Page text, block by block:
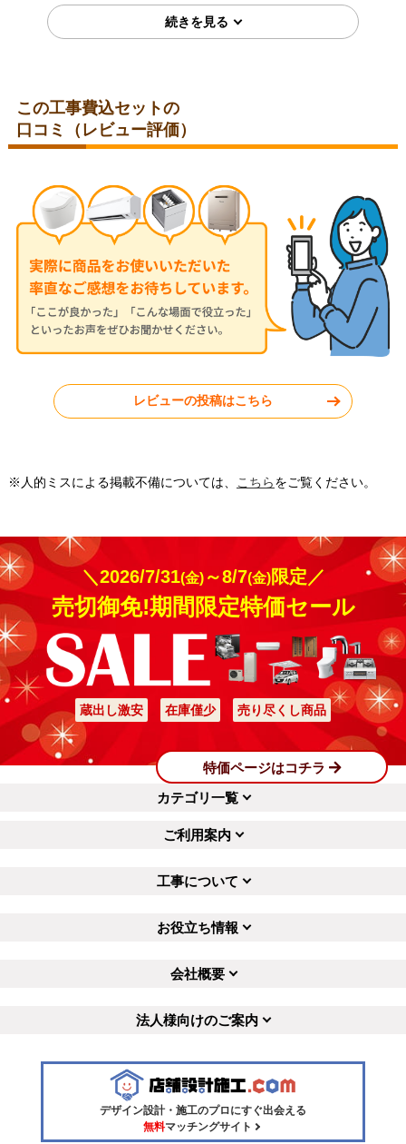
埼玉県比企郡
コロナ ルームエアコン RC-
V2826R-W
神奈川県秦野市
三菱 ルームエアコン MSZ-
JXV2526-W
東京都小平市
工事実績をもっと見る
この工事費込セットの
口コミ（レビュー評価）
レビューの投稿はこちら
※人的ミスによる掲載不備については、 こちらをご覧ください。
＼2026/7/31(金)～8/7(金)限定／
売切御免!期間限定特価セール
蔵出し激安 在庫僅少 売り尽くし商品
特価ページはコチラ
カテゴリ一覧
ご利用案内
工事について
お役立ち情報
会社概要
法人様向けのご案内
デザイン設計・施工のプロにすぐ出会える
無料マッチングサイト